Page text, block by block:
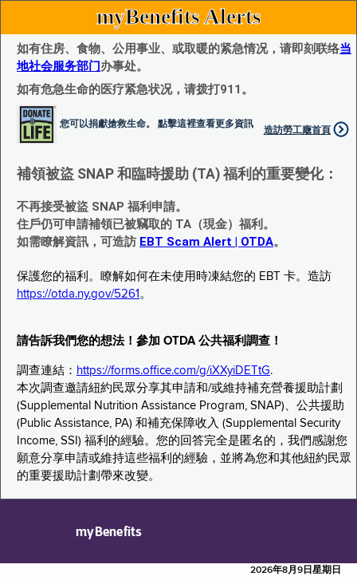
myBenefits Alerts
如有住房、食物、公用事业、或取暖的紧急情况，请即刻联络当
地社会服务部门办事处。
如有危急生命的医疗紧急状况，请拨打911。
您可以捐獻搶救生命。 點擊這裡查看更多資訊
造訪勞工廰首頁
補領被盜 SNAP 和臨時援助 (TA) 福利的重要變化：
不再接受被盜 SNAP 福利申請。
住戶仍可申請補領已被竊取的 TA（現金）福利。
如需瞭解資訊，可造訪 EBT Scam Alert | OTDA。
保護您的福利。瞭解如何在未使用時凍結您的 EBT 卡。造訪
https://otda.ny.gov/5261 。
請告訴我們您的想法！參加 OTDA 公共福利調查！
調查連結： https://forms.office.com/g/iXXyiDETtG.
本次調查邀請紐約民眾分享其申請和/或維持補充營養援助計劃
(Supplemental Nutrition Assistance Program, SNAP)、公共援助
(Public Assistance, PA) 和補充保障收入 (Supplemental Security
Income, SSI) 福利的經驗。您的回答完全是匿名的，我們感謝您
願意分享申請或維持這些福利的經驗，並將為您和其他紐約民眾
的重要援助計劃帶來改變。
myBenefits
2026年8月9日星期日